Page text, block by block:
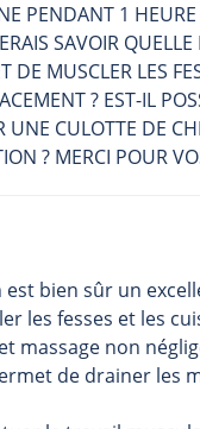
PENDANT 1
SAVOIR
DE MUSCLER LES
? EST-IL
UNE CULOTTE DE
? MERCI POUR
est bien sûr un
les fesses et les
massage non
de drainer les